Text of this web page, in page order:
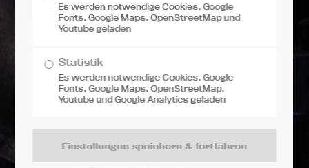
Anmelden
Register|Lost your password?
Support
Es werden notwendige Cookies, Google
Fonts, Google Maps, OpenStreetMap und
Youtube geladen
Statistik
Es werden notwendige Cookies, Google
Fonts, Google Maps, OpenStreetMap,
Youtube und Google Analytics geladen